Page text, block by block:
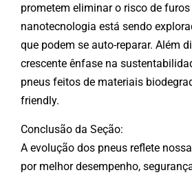
prometem eliminar o risco de furos
nanotecnologia está sendo
que podem se auto-reparar. Além
crescente ênfase na
pneus feitos de materiais
friendly.
Conclusão da Seção:
A evolução dos pneus reflete
por melhor desempenho,